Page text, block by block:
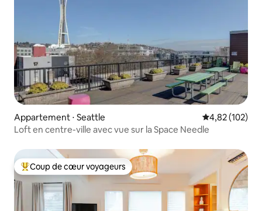
Appartement ⋅ Seattle Évaluation
4,82 (102)
Loft en centre-ville avec vue sur la Space Needle
Coups de cœur voyageurs les plus appréciés
Coup de cœur voyageurs